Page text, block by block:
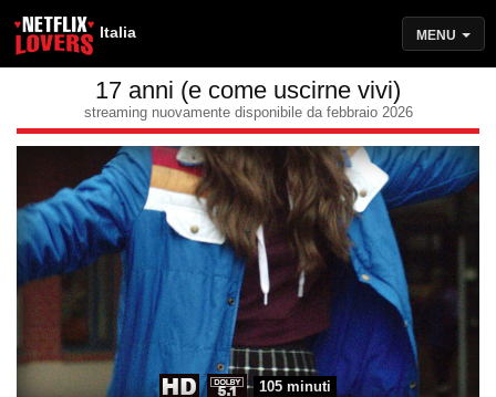
Italia MENU
17 anni (e come uscirne vivi)
streaming nuovamente disponibile da febbraio 2026
105 minuti